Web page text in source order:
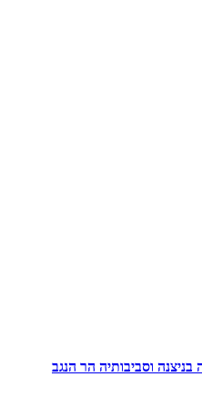
וסביבותיה הר הנגב